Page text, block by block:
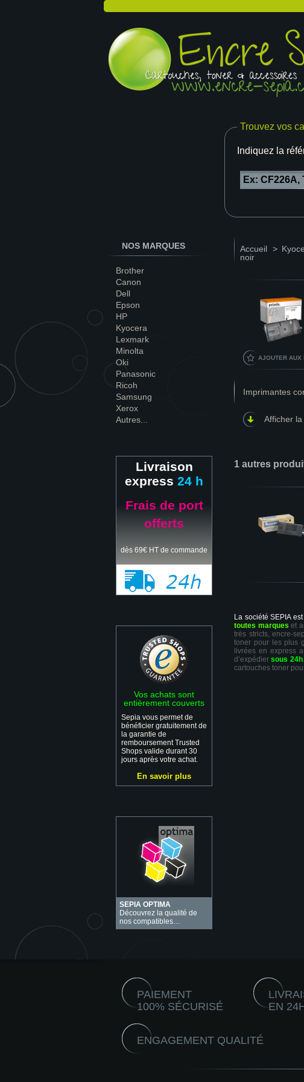
Trouvez vos
Indiquez la
NOS MARQUES
Brother
Canon
Dell
Epson
HP
Kyocera
Lexmark
Minolta
Oki
Panasonic
Ricoh
Samsung
Xerox
Autres...
Livraison
express 24 h
Frais de port
offerts
dès 69€ HT de commande
Vos achats sont
entièrement couverts
Sepia vous permet de
bénéficier gratuitement de
la garantie de
remboursement Trusted
Shops valide durant 30
jours après votre achat.
En savoir plus
SEPIA OPTIMA
Découvrez la qualité de
nos compatibles…
Accueil >
noir
AJOUTER AUX
Imprimantes
Afficher la
1 autres
La société SEPIA
toutes marques et
très stricts, encre-
toner pour les plus
livrées en express
d’expédiersous 24h
cartouches toner
PAIEMENT
100% SÉCURISÉ
EN
ENGAGEMENT QUALITÉ